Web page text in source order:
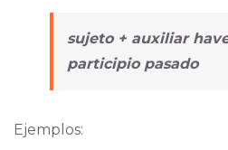
sujeto + auxiliar
participio pasado
Ejemplos: